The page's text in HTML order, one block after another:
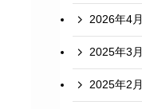
2026年4月
2025年3月
2025年2月